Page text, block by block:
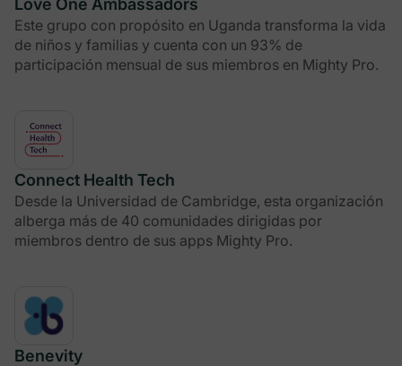
Love One Ambassadors
Este grupo con propósito en Uganda transforma la vida
de niños y familias y cuenta con un 93% de
participación mensual de sus miembros en Mighty Pro.
Connect Health Tech
Desde la Universidad de Cambridge, esta organización
alberga más de 40 comunidades dirigidas por
miembros dentro de sus apps Mighty Pro.
Benevity